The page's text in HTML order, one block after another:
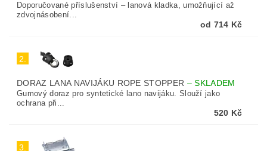
Doporučované příslušenství – lanová kladka, umožňující až
zdvojnásobení...
od 714 Kč
2.
DORAZ LANA NAVIJÁKU ROPE STOPPER –SKLADEM
Gumový doraz pro syntetické lano navijáku. Slouží jako
ochrana při...
520 Kč
3.